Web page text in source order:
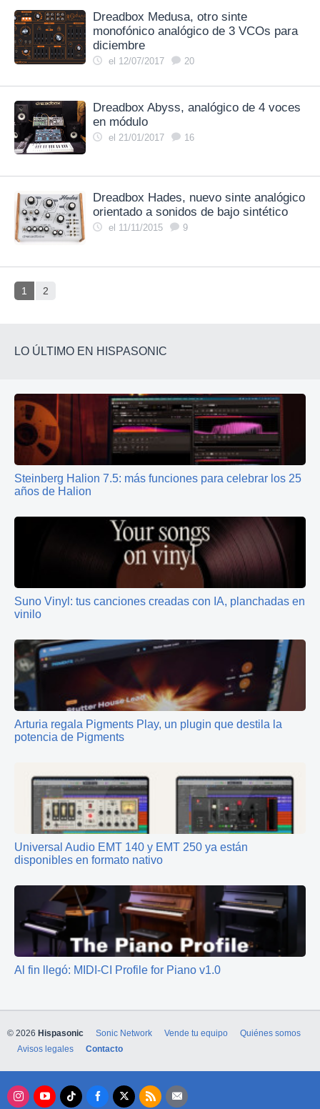
Dreadbox Medusa, otro sinte
monofónico analógico de 3 VCOs para
diciembre
el 12/07/2017 20
Dreadbox Abyss, analógico de 4 voces
en módulo
el 21/01/2017 16
Dreadbox Hades, nuevo sinte analógico
orientado a sonidos de bajo sintético
el 11/11/2015 9
1 2
LO ÚLTIMO EN HISPASONIC
Steinberg Halion 7.5: más funciones para celebrar los 25
años de Halion
Suno Vinyl: tus canciones creadas con IA, planchadas en
vinilo
Arturia regala Pigments Play, un plugin que destila la
potencia de Pigments
Universal Audio EMT 140 y EMT 250 ya están
disponibles en formato nativo
Al fin llegó: MIDI-CI Profile for Piano v1.0
© 2026 Hispasonic Sonic Network Vende tu equipo
Quiénes somos
Avisos legales
Contacto